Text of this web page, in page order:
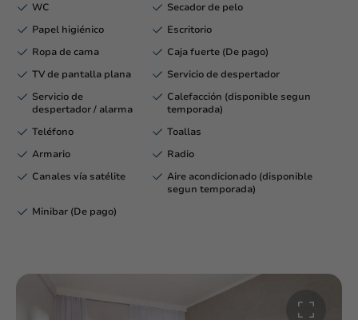
WC
Secador de pelo
Papel higiénico
Escritorio
Ropa de cama
Caja fuerte (De pago)
TV de pantalla plana
Servicio de despertador
Servicio de
despertador / alarma
Calefacción (disponible segun
temporada)
Teléfono
Toallas
Armario
Radio
Canales vía satélite
Aire acondicionado (disponible
segun temporada)
Minibar (De pago)